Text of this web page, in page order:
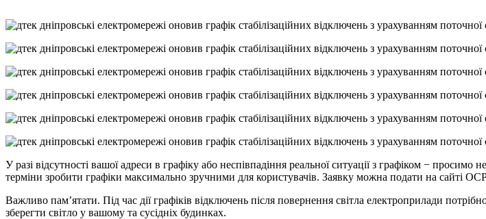
У разі відсутності вашої адреси в графіку або неспівпадіння реальної ситуації з графіком −
терміни зробити графіки максимально зручними для користувачів. Заявку можна подати на сайті ОСР
Важливо пам’ятати. Під час дії графіків відключень після повернення світла електроприлади
зберегти світло у вашому та сусідніх будинках.